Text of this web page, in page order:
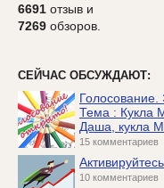
6691 отзыв и
7269 обзоров.
СЕЙЧАС ОБСУЖДАЮТ:
Голосование.
Тема : Кукла
Даша, кукла
15 комментариев
10 комментариев